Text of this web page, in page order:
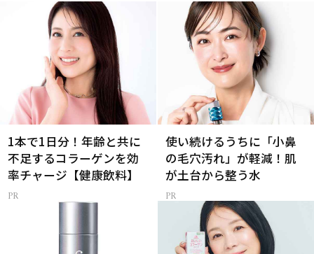
1本で1日分！年齢と共に
不足するコラーゲンを効
率チャージ【健康飲料】
使い続けるうちに「小鼻
の毛穴汚れ」が軽減！肌
が土台から整う水